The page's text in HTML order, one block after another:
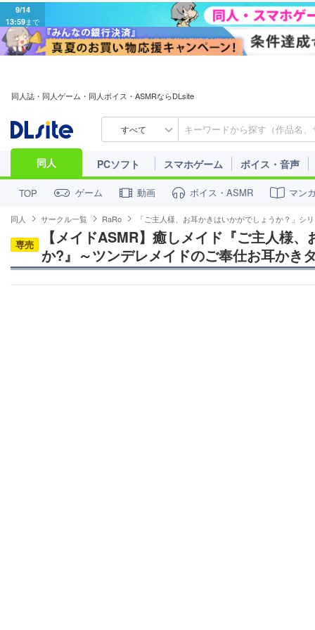
9/14
13:59まで
同人誌・同人ゲーム・同人ボイス・ASMRならDLsite
すべて
同人 PCソフト スマホゲーム ボイス・音声
TOP ゲーム 動画 ボイス・ASMR マン
同人 サークル一覧 RaRo 「ご主人様、お耳かきはいかがでしょうか？」シ
専売
【メイドASMR】癒しメイド『ご主人様
か?』～ツンデレメイドのご奉仕お耳かき